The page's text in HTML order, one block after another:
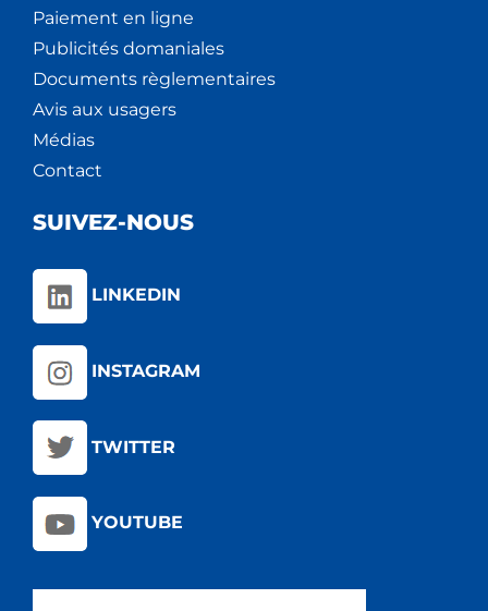
Paiement en ligne
Publicités domaniales
Documents règlementaires
Avis aux usagers
Médias
Contact
SUIVEZ-NOUS
LINKEDIN
INSTAGRAM
TWITTER
YOUTUBE